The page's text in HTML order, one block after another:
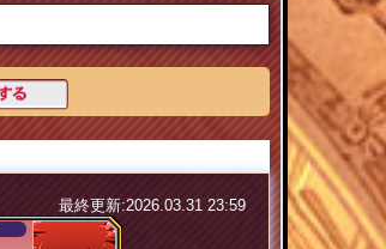
最終更新:2026.03.31 23:59